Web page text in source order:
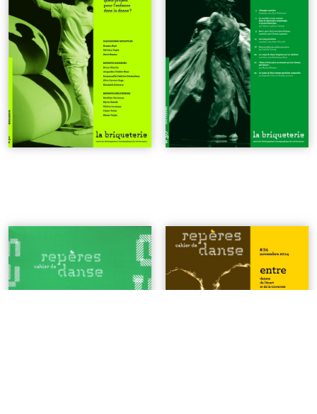
coffret #5
n°34 | Entre - Danses de
l'écart et de la traversée
| 6€